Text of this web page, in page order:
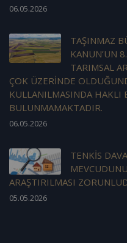
06.05.2026
TAŞINMAZ
KANUN’UN
TARIMSAL
ÇOK ÜZERİNDE
KULLANILMASINDA HAKLI
BULUNMAMAKTADIR.
06.05.2026
TENKİS
ARAŞTIRILMASI
05.05.2026